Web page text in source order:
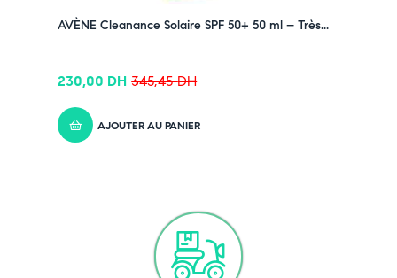
AVÈNE Cleanance Solaire SPF 50+ 50 ml – Très...
345,45DH
230,00 DH
AJOUTER AU PANIER